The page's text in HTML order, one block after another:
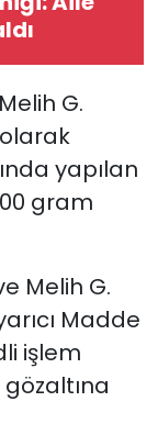
G.
yapılan
gram
Melih G.
Madde
işlem
gözaltına